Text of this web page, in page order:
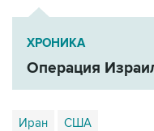
ХРОНИКА
Операция
Иран США